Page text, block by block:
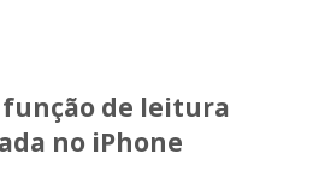
de leitura
no iPhone